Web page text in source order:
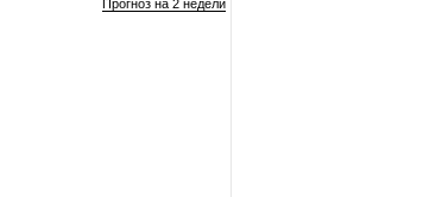
Прогноз на 2 недели